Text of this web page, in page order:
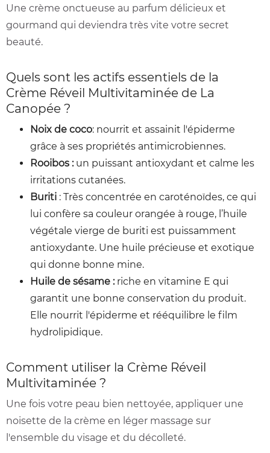
Une crème onctueuse au parfum délicieux et
gourmand qui deviendra très vite votre secret
beauté.
Quels sont les actifs essentiels de la
Crème Réveil Multivitaminée de La
Canopée ?
Noix de coco: nourrit et assainit l'épiderme
grâce à ses propriétés antimicrobiennes.
Rooibos :un puissant antioxydant et calme les
irritations cutanées.
Buriti : Très concentrée en caroténoïdes, ce qui
lui confère sa couleur orangée à rouge, l’huile
végétale vierge de buriti est puissamment
antioxydante. Une huile précieuse et exotique
qui donne bonne mine.
Huile de sésame :riche en vitamine E qui
garantit une bonne conservation du produit.
Elle nourrit l'épiderme et rééquilibre le film
hydrolipidique.
Comment utiliser la Crème Réveil
Multivitaminée ?
Une fois votre peau bien nettoyée, appliquer une
noisette de la crème en léger massage sur
l'ensemble du visage et du décolleté.